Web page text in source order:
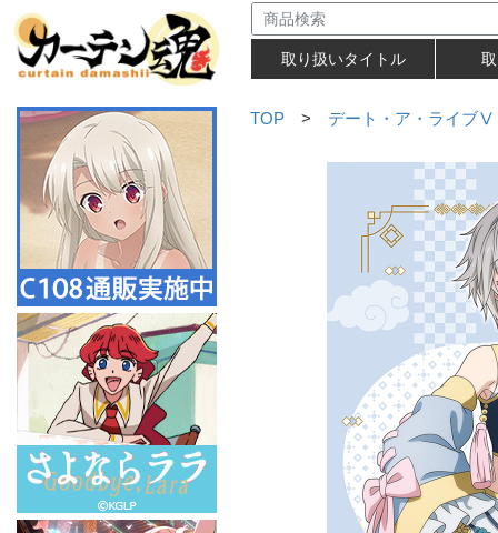
取り扱いタイトル
TOP > デート・ア・ライブⅤ